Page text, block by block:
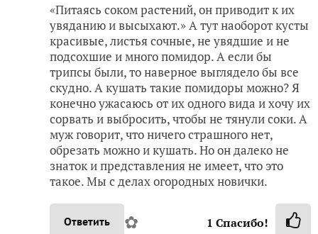
«Питаясь соком растений, он приводит к их
увяданию и высыхают.» А тут наоборот кусты
красивые, листья сочные, не увядшие и не
подсохшие и много помидор. А если бы
трипсы были, то наверное выглядело бы все
скудно. А кушать такие помидоры можно? Я
конечно ужасаюсь от их одного вида и хочу их
сорвать и выбросить, чтобы не тянули соки. А
муж говорит, что ничего страшного нет,
обрезать можно и кушать. Но он далеко не
знаток и представления не имеет, что это
такое. Мы с делах огородных новички.
Ответить ✿ 1 Спасибо!